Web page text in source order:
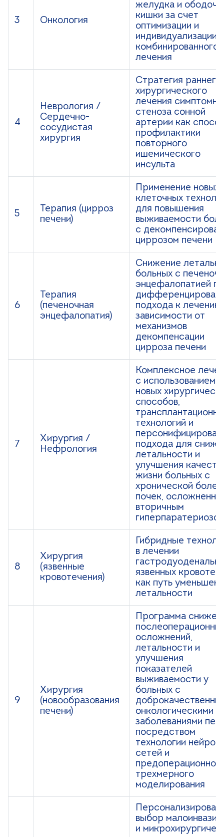
3 Онкология
желудка и
кишки за счет
оптимизации и
индивидуализации
комбинированного
лечения
4
Неврология /
Сердечно-
сосудистая
хирургия
Стратегия раннего
хирургического
лечения
стеноза сонной
артерии как
профилактики
повторного
ишемического
инсульта
5
Терапия (цирроз
печени)
Применение новых
клеточных
для повышения
выживаемости
с
циррозом печени
6
Терапия
(печеночная
энцефалопатия)
Снижение
больных с
энцефалопатией
подхода к лечению
зависимости от
механизмов
декомпенсации
цирроза печени
7
Хирургия /
Нефрология
Комплексное
с использованием
новых
способов,
технологий и
подхода для
летальности и
улучшения
жизни больных с
хронической
почек,
вторичным
8
Хирургия
(язвенные
кровотечения)
Гибридные
в лечении
язвенных
как путь
летальности
9
Хирургия
(новообразования
печени)
Программа
осложнений,
летальности и
улучшения
показателей
выживаемости у
больных с
онкологическими
заболеваниями
посредством
технологии
сетей и
трехмерного
моделирования
выбор
и